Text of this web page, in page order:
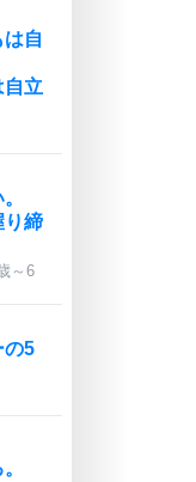
は自
自立
り締
～6
の5